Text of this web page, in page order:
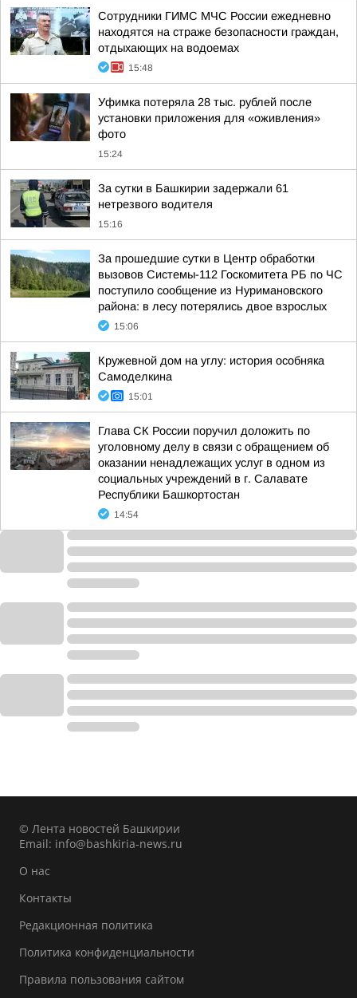
Сотрудники ГИМС МЧС России ежедневно
находятся на страже безопасности граждан,
отдыхающих на водоемах
15:48
Уфимка потеряла 28 тыс. рублей после
установки приложения для «оживления»
фото
15:24
За сутки в Башкирии задержали 61
нетрезвого водителя
15:16
За прошедшие сутки в Центр обработки
вызовов Системы-112 Госкомитета РБ по ЧС
поступило сообщение из Нуримановского
района: в лесу потерялись двое взрослых
15:06
Кружевной дом на углу: история особняка
Самоделкина
15:01
Глава СК России поручил доложить по
уголовному делу в связи с обращением об
оказании ненадлежащих услуг в одном из
социальных учреждений в г. Салавате
Республики Башкортостан
14:54
© Лента новостей Башкирии
Email: info@bashkiria-news.ru
О нас
Контакты
Редакционная политика
Политика конфиденциальности
Правила пользования сайтом